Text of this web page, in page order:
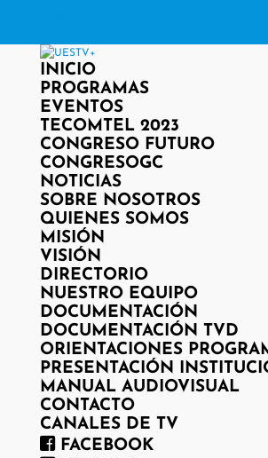
INICIO
PROGRAMAS
EVENTOS
TECOMTEL 2023
CONGRESO FUTURO
CONGRESOGC
NOTICIAS
SOBRE NOSOTROS
QUIENES SOMOS
MISIÓN
VISIÓN
DIRECTORIO
NUESTRO EQUIPO
DOCUMENTACIÓN
DOCUMENTACIÓN TVD
ORIENTACIONES
PRESENTACIÓN
MANUAL AUDIOVISUAL
CONTACTO
CANALES DE TV
FACEBOOK